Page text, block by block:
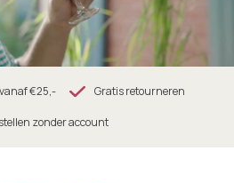
€25,- Gratis retourneren
zonder account